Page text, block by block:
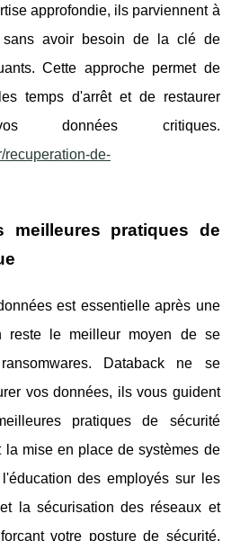
approfondie, ils parviennent à
sans avoir besoin de la clé de
Cette approche permet de
temps d'arrêt et de restaurer
données critiques.
recuperation-de-
meilleures pratiques de
est essentielle après une
reste le meilleur moyen de se
Databack ne se
vos données, ils vous guident
pratiques de sécurité
la mise en place de systèmes de
des employés sur les
la sécurisation des réseaux et
votre posture de sécurité,